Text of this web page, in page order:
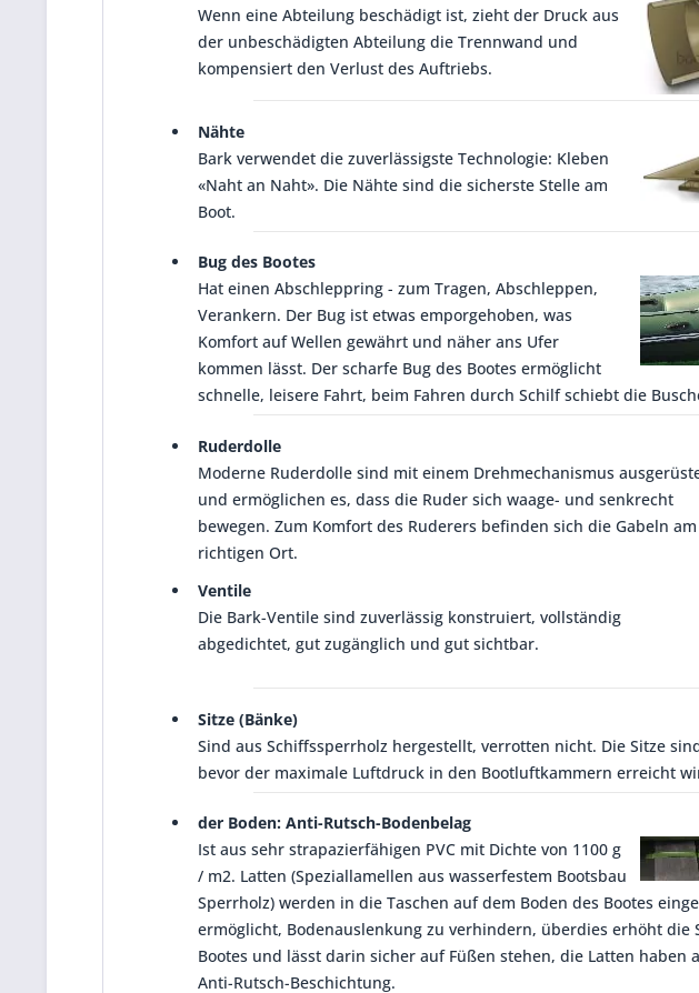
Wenn eine Abteilung beschädigt ist, zieht der Druck aus
der unbeschädigten Abteilung die Trennwand und
kompensiert den Verlust des Auftriebs.
Nähte
Bark verwendet die zuverlässigste Technologie: Kleben
«Naht an Naht». Die Nähte sind die sicherste Stelle am
Boot.
Bug des Bootes
Hat einen Abschleppring - zum Tragen, Abschleppen,
Verankern. Der Bug ist etwas emporgehoben, was
Komfort auf Wellen gewährt und näher ans Ufer
kommen lässt. Der scharfe Bug des Bootes ermöglicht
schnelle, leisere Fahrt, beim Fahren durch Schilf schiebt die
Ruderdolle
Moderne Ruderdolle sind mit einem Drehmechanismus
und ermöglichen es, dass die Ruder sich waage- und senkrecht
bewegen. Zum Komfort des Ruderers befinden sich die Gabeln am
richtigen Ort.
Ventile
Die Bark-Ventile sind zuverlässig konstruiert, vollständig
abgedichtet, gut zugänglich und gut sichtbar.
Sitze (Bänke)
Sind aus Schiffssperrholz hergestellt, verrotten nicht. Die Sitze
bevor der maximale Luftdruck in den Bootluftkammern erreicht
der Boden: Anti-Rutsch-Bodenbelag
Ist aus sehr strapazierfähigen PVC mit Dichte von 1100 g
/ m2. Latten (Speziallamellen aus wasserfestem Bootsbau
Sperrholz) werden in die Taschen auf dem Boden des Bootes
ermöglicht, Bodenauslenkung zu verhindern, überdies erhöht die
Bootes und lässt darin sicher auf Füßen stehen, die Latten haben
Anti-Rutsch-Beschichtung.